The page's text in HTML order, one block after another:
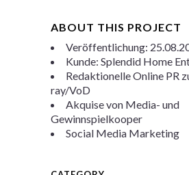
ABOUT THIS PROJECT
Veröffentlichung:
Kunde: Splendid Home
Redaktionelle Online PR
ray/VoD
Akquise von Media- und
Gewinnspielkooper
Social Media Marketing